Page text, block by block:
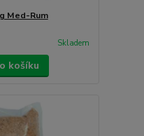
Med-Rum
Skladem
košíku